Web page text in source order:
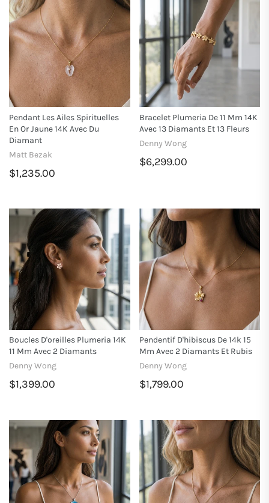
Pendant Les Ailes Spirituelles
En Or Jaune 14K Avec Du
Diamant
Matt Bezak
$1,235.00
Bracelet Plumeria De 11 Mm 14K
Avec 13 Diamants Et 13 Fleurs
Denny Wong
$6,299.00
Boucles D'oreilles Plumeria 14K
11 Mm Avec 2 Diamants
Denny Wong
$1,399.00
Pendentif D'hibiscus De 14k 15
Mm Avec 2 Diamants Et Rubis
Denny Wong
$1,799.00